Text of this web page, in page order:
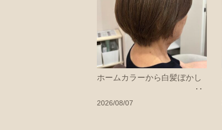
ホームカラーから白髪ぼかし
2026/08/07